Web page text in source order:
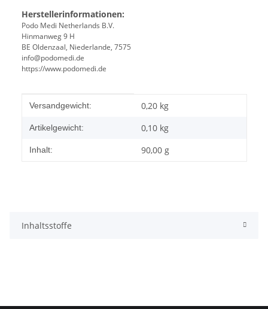
Herstellerinformationen:
Podo Medi Netherlands B.V.
Hinmanweg 9 H
BE Oldenzaal, Niederlande, 7575
info@podomedi.de
https://www.podomedi.de
Produkteigenschaft
Wert
Versandgewicht: 0,20 kg
Artikelgewicht: 0,10 kg
Inhalt: 90,00 g
Inhaltsstoffe